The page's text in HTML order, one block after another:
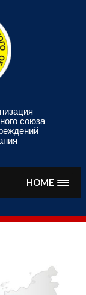
союза
HOME